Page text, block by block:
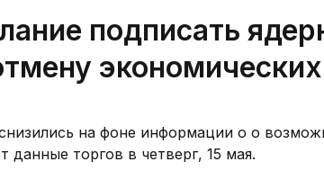
подписать
на фоне информации о о
торгов в четверг, 15 мая.